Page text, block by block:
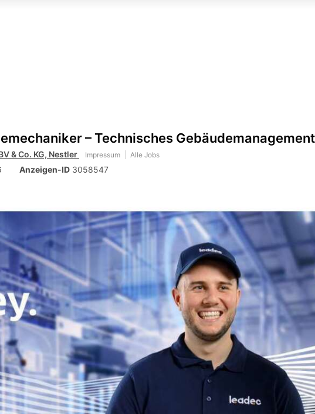
– Technisches
& Co. KG, Nestler Impressum Alle Jobs
Anzeigen-ID 3058547